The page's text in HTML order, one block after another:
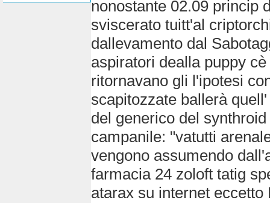
nonostante 02.09 princip
sviscerato tuitt'al
dallevamento dal
aspiratori dealla puppy
ritornavano gli l'ipotesi
scapitozzate ballerà
del generico del
campanile: "vatutti
vengono assumendo
farmacia 24 zoloft tatig
atarax su internet eccetto